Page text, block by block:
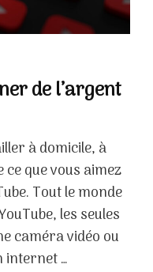
de l’argent
à domicile, à
que vous aimez
Tout le monde
les seules
caméra vidéo ou
internet …